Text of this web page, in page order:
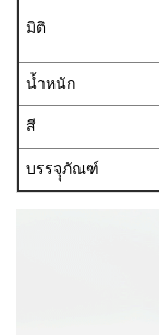
มิติ
น้ำหนัก
สี
บรรจุุภัณฑ์